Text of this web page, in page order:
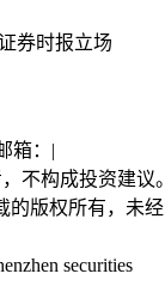
券时报立场
箱： |
不构成投资建议
的版权所有，未经
securities